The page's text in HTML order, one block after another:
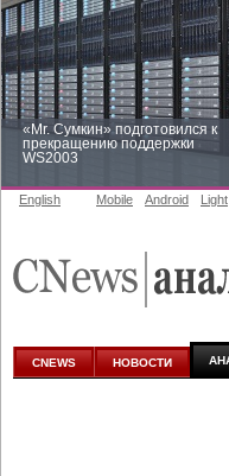
«Mr. Сумкин» подготовился к
прекращению поддержки
WS2003
аналитике
English Mobile Android Light
CNEWS НОВОСТИ